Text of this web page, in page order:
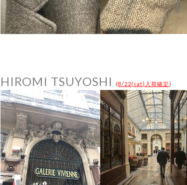
HIROMI TSUYOSHI (8/22(sat)入荷確定 )